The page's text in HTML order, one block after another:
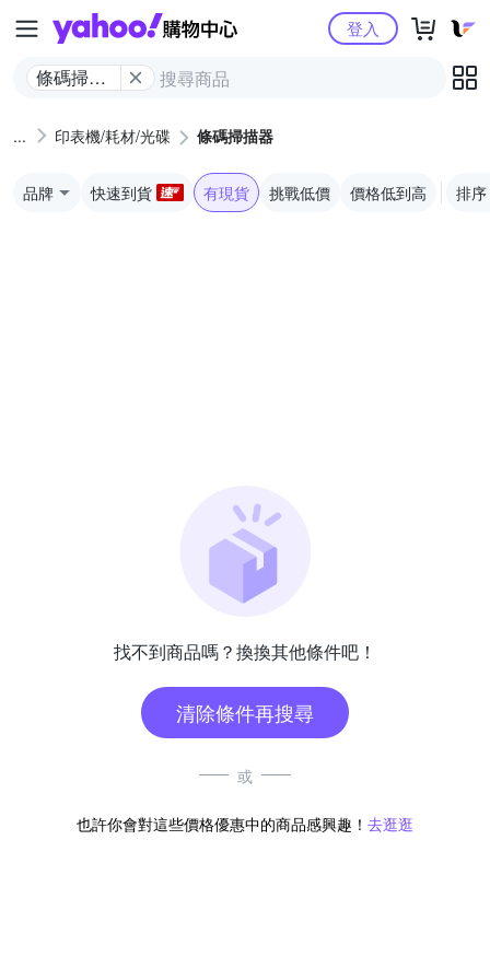
Yahoo購物中心
條碼掃描
登入
印表機/耗材/光碟 條碼掃描器
品牌 快速到貨 有現貨 挑戰低價 價格低到高 排序
找不到商品嗎？換換其他條件吧！
清除條件再搜尋
或
也許你會對這些價格優惠中的商品感興趣！ 去逛逛